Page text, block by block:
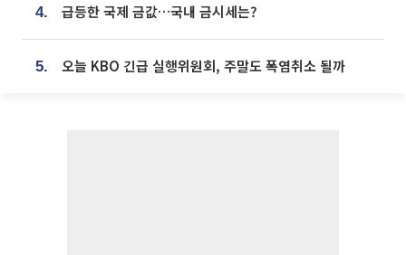
4. 급등한 국제 금값…국내 금시세는?
5. 오늘 KBO 긴급 실행위원회, 주말도 폭염취소 될까